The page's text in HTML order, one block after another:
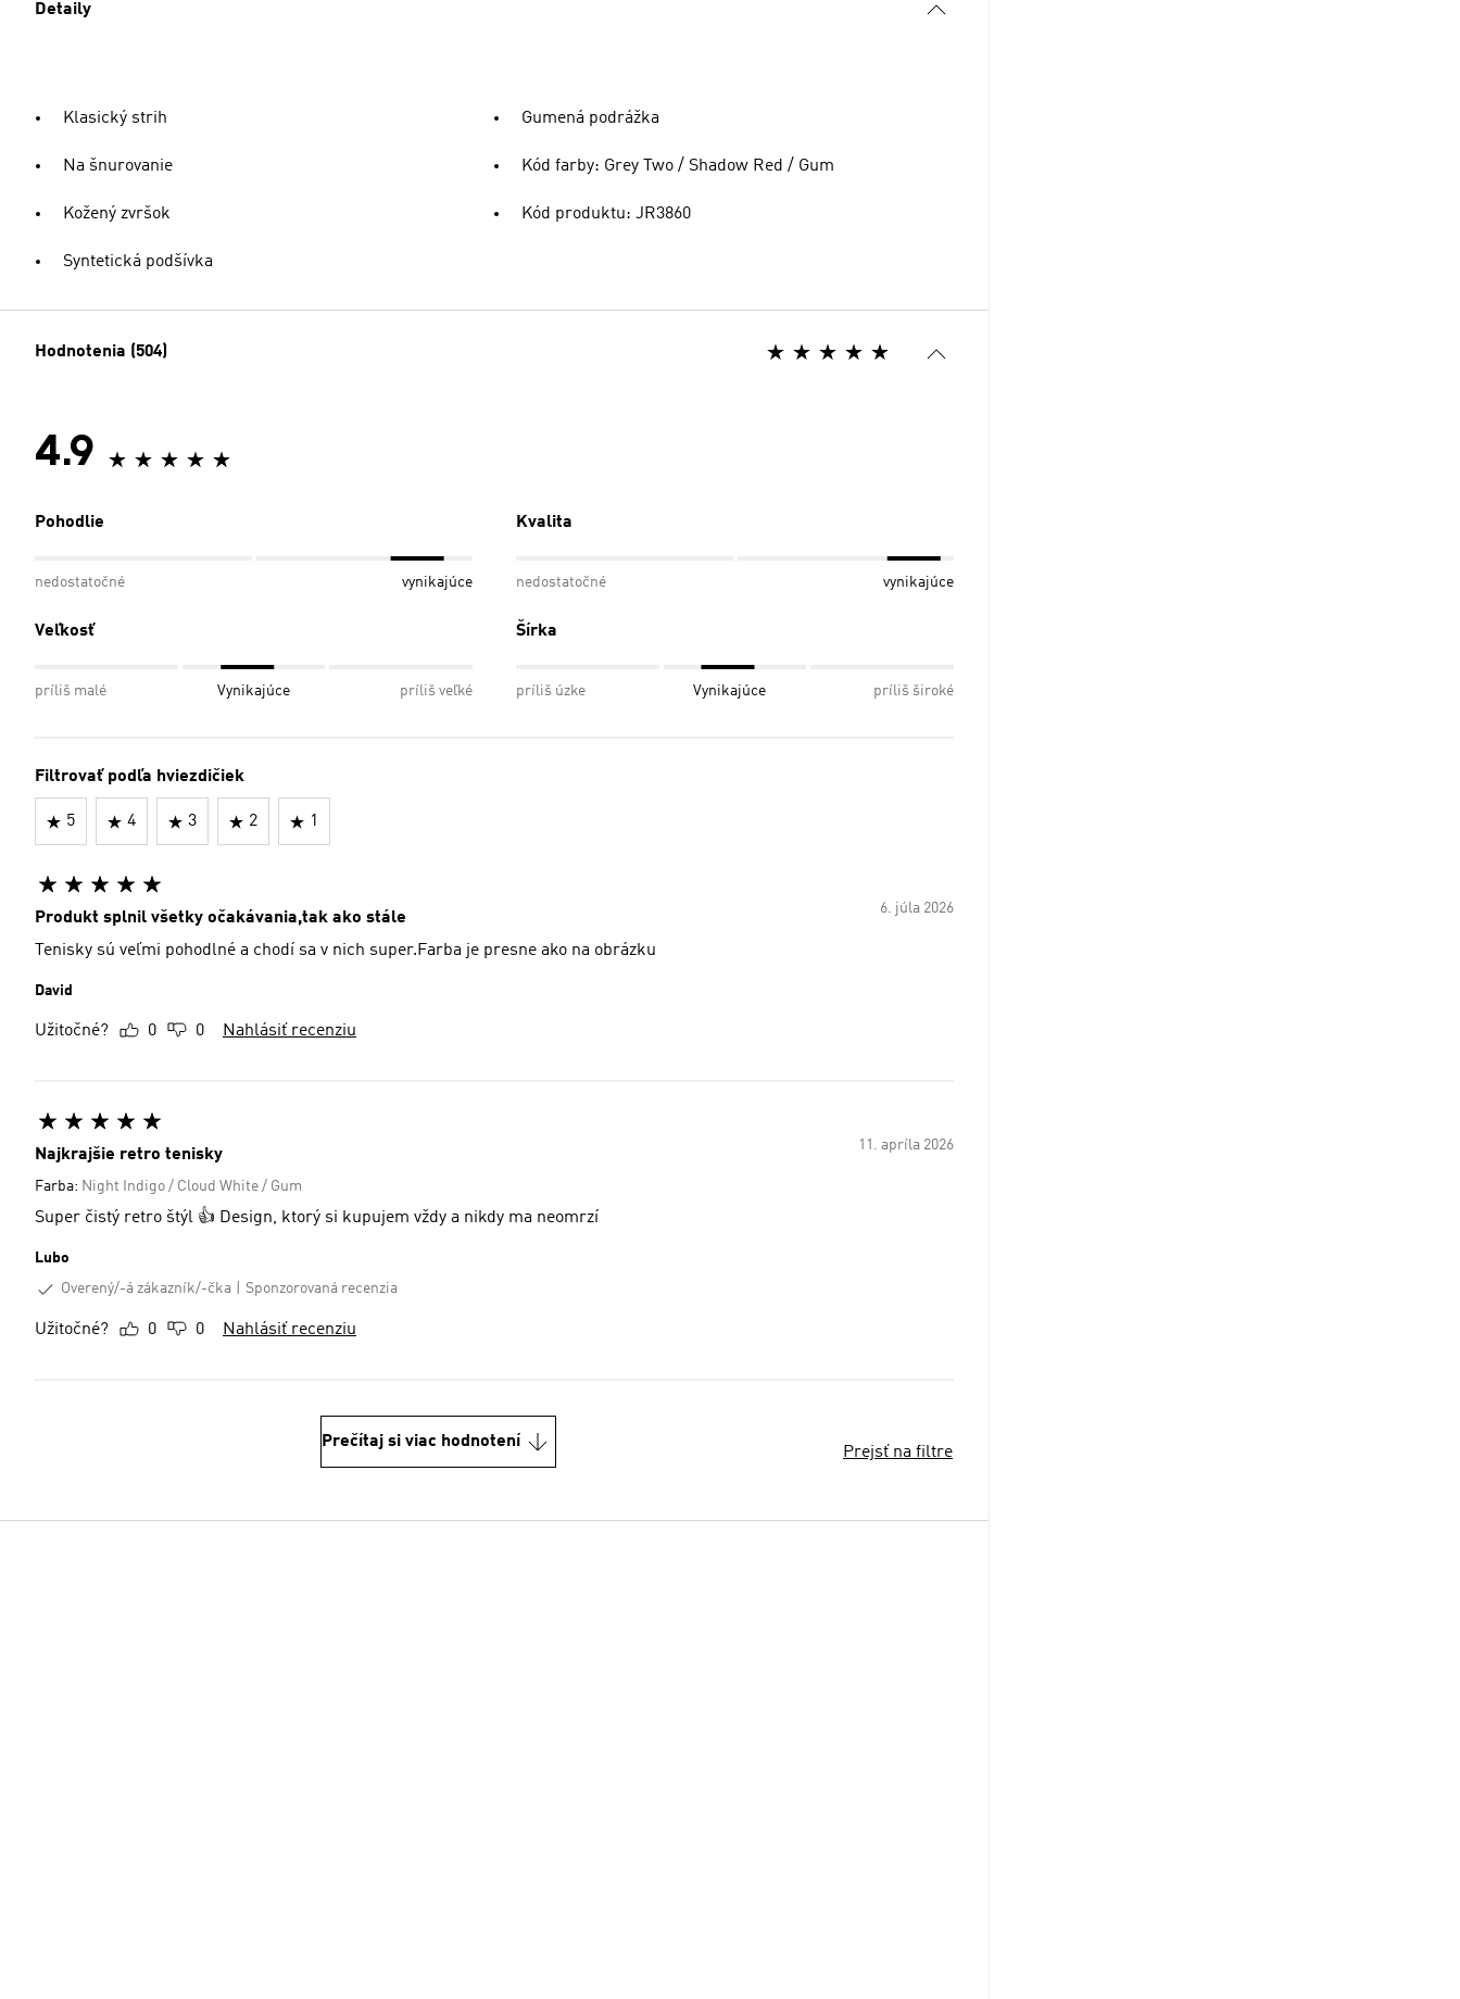
Detaily
Klasický strih
Na šnurovanie
Kožený zvršok
Syntetická podšívka
Gumená podrážka
Kód farby: Grey Two / Shadow Red / Gum
Kód produktu: JR3860
Hodnotenia (504)
4.9
Pohodlie
nedostatočné vynikajúce
Kvalita
nedostatočné vynikajúce
Veľkosť
príliš malé Vynikajúce príliš veľké
Šírka
príliš úzke Vynikajúce príliš široké
Filtrovať podľa hviezdičiek
5 4 3 2 1
6. júla 2026
Produkt splnil všetky očakávania,tak ako stále
Tenisky sú veľmi pohodlné a chodí sa v nich super.Farba je presne ako na obrázku
David
Užitočné? 0 0 Nahlásiť recenziu
11. apríla 2026
Najkrajšie retro tenisky
Farba: Night Indigo / Cloud White / Gum
Super čistý retro štýl 👍 Design, ktorý si kupujem vždy a nikdy ma neomrzí
Lubo
Overený/-á zákazník/-čka
Sponzorovaná recenzia
Užitočné? 0 0 Nahlásiť recenziu
Prečítaj si viac hodnotení
Prejsť na filtre